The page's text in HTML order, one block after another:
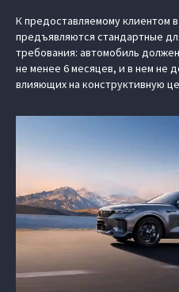
К предоставляемому клиентом
предъявляются стандартные
требования: автомобиль
не менее 6 месяцев, и в нем не
влияющих на конструктивную